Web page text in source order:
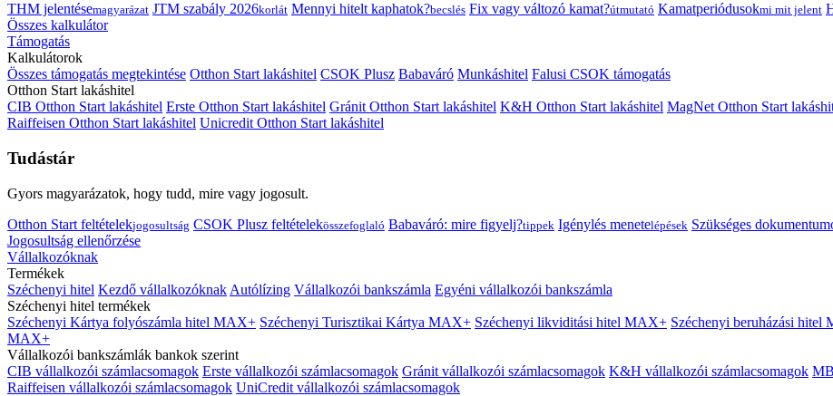
THM jelentésemagyarázat JTM szabály 2026korlát Mennyi hitelt kaphatok?becslés Fix vagy változó kamat?útmutató Kamatperiódusokmi mit jelent
Összes kalkulátor
Támogatás
Kalkulátorok
Összes támogatás megtekintése Otthon Start lakáshitel CSOK Plusz Babaváró Munkáshitel Falusi CSOK támogatás
Otthon Start lakáshitel
CIB Otthon Start lakáshitel Erste Otthon Start lakáshitel Gránit Otthon Start lakáshitel K&H Otthon Start lakáshitel MagNet Otthon Start
Raiffeisen Otthon Start lakáshitel Unicredit Otthon Start lakáshitel
Tudástár
Gyors magyarázatok, hogy tudd, mire vagy jogosult.
Otthon Start feltételekjogosultság CSOK Plusz feltételekösszefoglaló Babaváró: mire figyelj?tippek Igénylés menetelépések Szükséges
Jogosultság ellenőrzése
Vállalkozóknak
Termékek
Széchenyi hitel Kezdő vállalkozóknak Autólízing Vállalkozói bankszámla Egyéni vállalkozói bankszámla
Széchenyi hitel termékek
Széchenyi Kártya folyószámla hitel MAX+ Széchenyi Turisztikai Kártya MAX+ Széchenyi likviditási hitel MAX+ Széchenyi beruházási hitel
MAX+
Vállalkozói bankszámlák bankok szerint
CIB vállalkozói számlacsomagok Erste vállalkozói számlacsomagok Gránit vállalkozói számlacsomagok K&H vállalkozói számlacsomagok
Raiffeisen vállalkozói számlacsomagok UniCredit vállalkozói számlacsomagok